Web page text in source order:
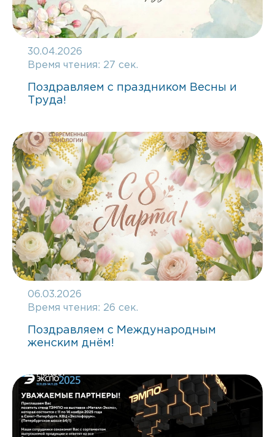
30.04.2026
Время чтения: 27 сек.
Поздравляем с праздником Весны и
Труда!
06.03.2026
Время чтения: 26 сек.
Поздравляем с Международным
женским днём!